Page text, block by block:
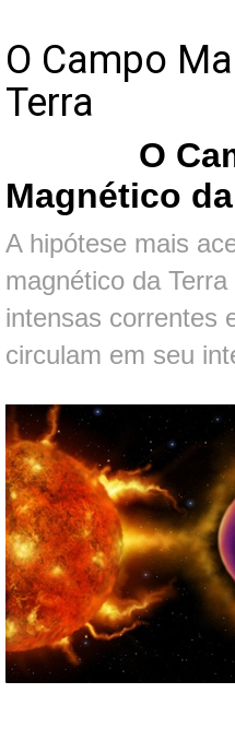
O Campo
Terra
O
Magnético
A hipótese mais
magnético da
intensas correntes
circulam em seu